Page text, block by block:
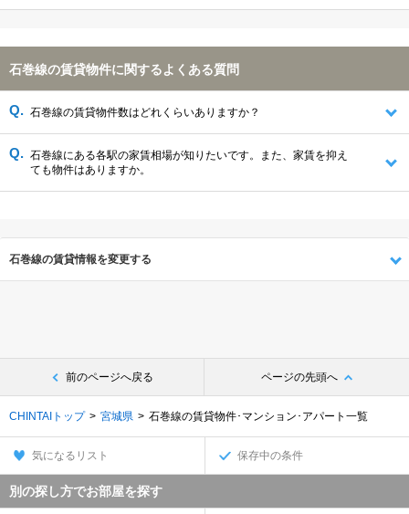
石巻線の賃貸物件に関するよくある質問
石巻線の賃貸物件数はどれくらいありますか？
石巻線にある各駅の家賃相場が知りたいです。また、家賃を抑え
ても物件はありますか。
石巻線の賃貸情報を変更する
前のページへ戻る ページの先頭へ
CHINTAIトップ 宮城県 石巻線の賃貸物件･マンション･アパート一覧
気になるリスト 保存中の条件
別の探し方でお部屋を探す